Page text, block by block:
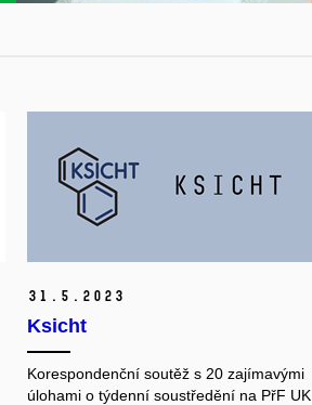
31. 5. 2023
Ksicht
Korespondenční soutěž s 20 zajímavými
úlohami o týdenní soustředění na PřF UK